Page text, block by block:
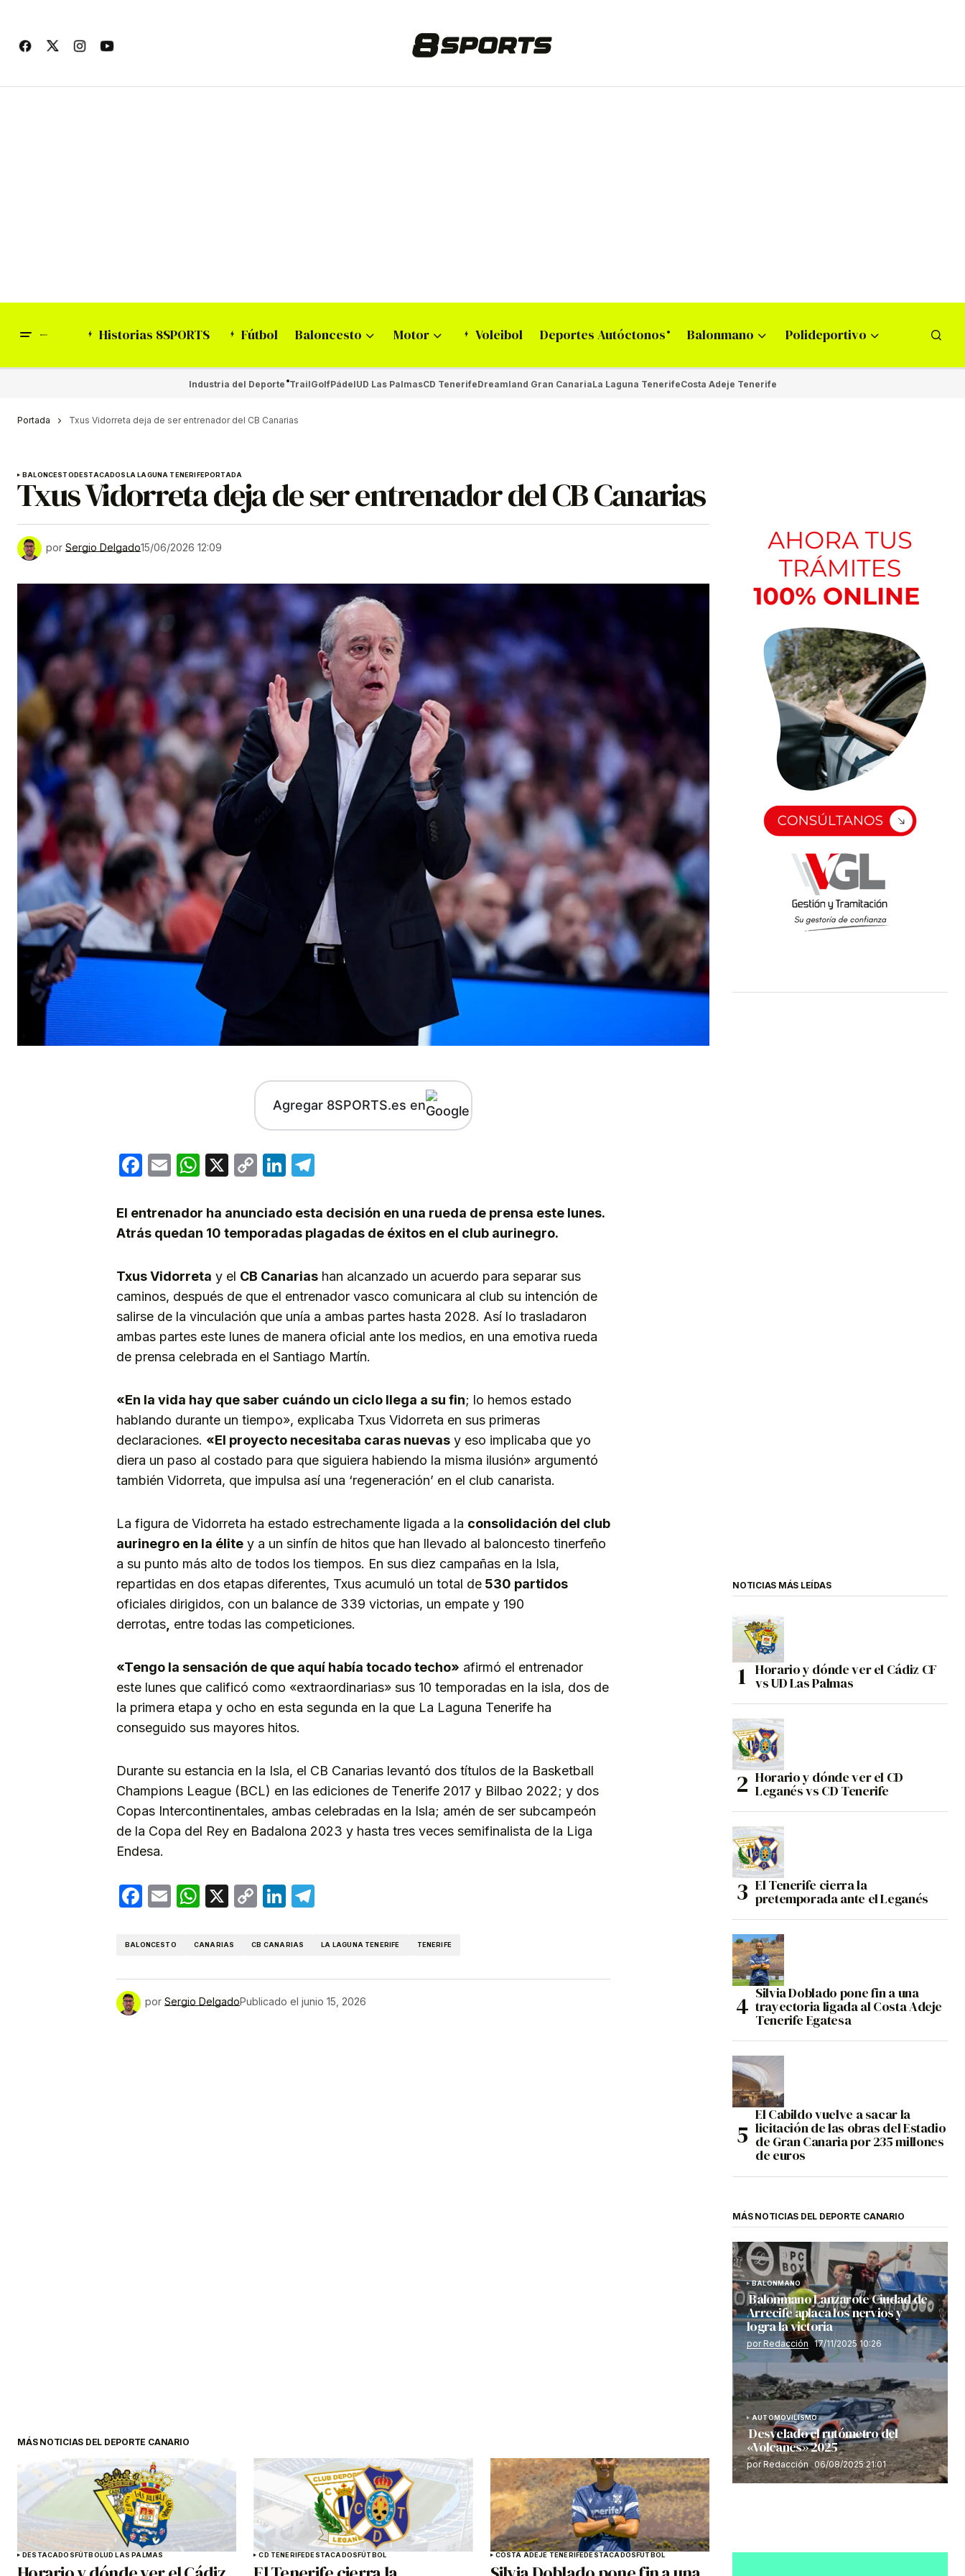
Historias 8SPORTS Fútbol Baloncesto Motor Voleibol Deportes Autóctonos Balonmano Polideportivo
Industria del Deporte TrailGolfPádelUD Las PalmasCD TenerifeDreamland Gran CanariaLa Laguna TenerifeCosta Adeje Tenerife
Portada Txus Vidorreta deja de ser entrenador del CB Canarias
BALONCESTODESTACADOSLA LAGUNA TENERIFEPORTADA
Txus Vidorreta deja de ser entrenador del CB Canarias
por Sergio Delgado15/06/2026 12:09
Agregar 8SPORTS.es en
Facebook
EmailWhatsApp
X
CopyLinkedIn
El entrenador ha anunciado esta decisión en una rueda de prensa este lunes.
Atrás quedan 10 temporadas plagadas de éxitos en el club aurinegro.
Txus Vidorreta y el CB Canarias han alcanzado un acuerdo para separar sus
caminos, después de que el entrenador vasco comunicara al club su intención de
salirse de la vinculación que unía a ambas partes hasta 2028. Así lo trasladaron
ambas partes este lunes de manera oficial ante los medios, en una emotiva rueda
de prensa celebrada en el Santiago Martín.
«En la vida hay que saber cuándo un ciclo llega a su fin; lo hemos estado
hablando durante un tiempo», explicaba Txus Vidorreta en sus primeras
declaraciones. «El proyecto necesitaba caras nuevas y eso implicaba que yo
diera un paso al costado para que siguiera habiendo la misma ilusión» argumentó
también Vidorreta, que impulsa así una ‘regeneración’ en el club canarista.
La figura de Vidorreta ha estado estrechamente ligada a la consolidación del club
aurinegro en la élite y a un sinfín de hitos que han llevado al baloncesto tinerfeño
a su punto más alto de todos los tiempos. En sus diez campañas en la Isla,
repartidas en dos etapas diferentes, Txus acumuló un total de 530 partidos
oficiales dirigidos, con un balance de 339 victorias, un empate y 190
derrotas entre todas las competiciones.
«Tengo la sensación de que aquí había tocado techo» afirmó el entrenador
este lunes que calificó como «extraordinarias» sus 10 temporadas en la isla, dos de
la primera etapa y ocho en esta segunda en la que La Laguna Tenerife ha
conseguido sus mayores hitos.
Durante su estancia en la Isla, el CB Canarias levantó dos títulos de la Basketball
Champions League (BCL) en las ediciones de Tenerife 2017 y Bilbao 2022; y dos
Copas Intercontinentales, ambas celebradas en la Isla; amén de ser subcampeón
de la Copa del Rey en Badalona 2023 y hasta tres veces semifinalista de la Liga
Endesa.
Facebook
EmailWhatsApp
X
CopyLinkedIn
BALONCESTO CANARIAS CB CANARIAS LA LAGUNA TENERIFE TENERIFE
por Sergio DelgadoPublicado el junio 15, 2026
MÁS NOTICIAS DEL DEPORTE CANARIO
DESTACADOSFÚTBOLUD LAS PALMAS CD TENERIFEDESTACADOSFÚTBOL COSTA ADEJE TENERIFEDESTACADOSFÚTBOL
NOTICIAS MÁS LEÍDAS
Horario y dónde ver el Cádiz CF
vs UD Las Palmas
Horario y dónde ver el CD
Leganés vs CD Tenerife
El Tenerife cierra la
pretemporada ante el Leganés
Silvia Doblado pone fin a una
trayectoria ligada al Costa Adeje
Tenerife Egatesa
El Cabildo vuelve a sacar la
licitación de las obras del Estadio
de Gran Canaria por 235 millones
de euros
MÁS NOTICIAS DEL DEPORTE CANARIO
BALONMANO
Balonmano Lanzarote Ciudad de
Arrecife aplaca los nervios y
logra la victoria
por Redacción 17/11/2025 10:26
AUTOMOVILISMO
Desvelado el rutómetro del
«Volcanes» 2025
por Redacción 06/08/2025 21:01